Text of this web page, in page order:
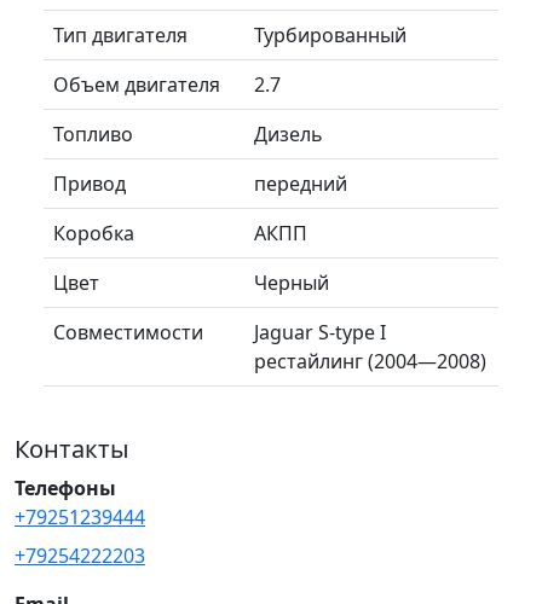
Тип двигателя
Турбированный
Объем двигателя
2.7
Топливо
Дизель
Привод
передний
Коробка
АКПП
Цвет
Черный
Совместимости
Jaguar S-type I
рестайлинг (2004—2008)
Контакты
Телефоны
+79251239444
+79254222203